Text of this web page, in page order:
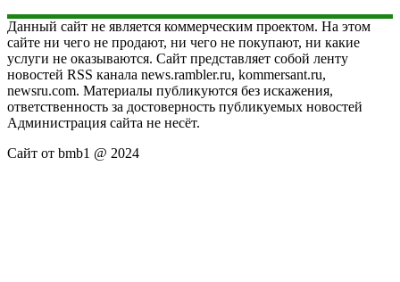
Данный сайт не является коммерческим проектом. На этом
сайте ни чего не продают, ни чего не покупают, ни какие
услуги не оказываются. Сайт представляет собой ленту
новостей RSS канала news.rambler.ru, kommersant.ru,
newsru.com. Материалы публикуются без искажения,
ответственность за достоверность публикуемых новостей
Администрация сайта не несёт.
Сайт от bmb1 @ 2024